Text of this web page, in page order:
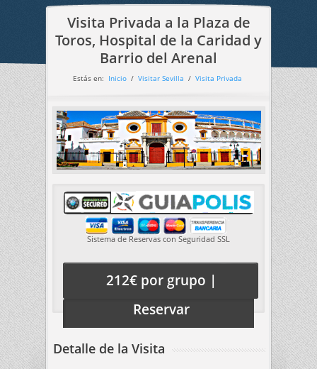
Visita Privada a la Plaza de
Toros, Hospital de la Caridad y
Barrio del Arenal
Estás en: Inicio / Visitar Sevilla / Visita Privada
Sistema de Reservas con Seguridad SSL
212€ por grupo |
Reservar
Detalle de la Visita